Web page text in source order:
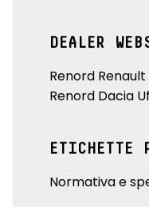
DEALER
Renord
Renord Dacia
ETICHETTE
Normativa e